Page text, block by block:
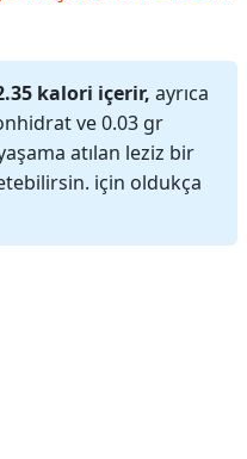
kalori içerir, ayrıca
ve 0.03 gr
atılan leziz bir
için oldukça